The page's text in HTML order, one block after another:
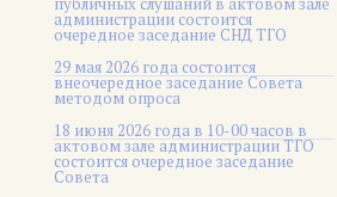
администрации состоится
очередное заседание СНД ТГО
29 мая 2026 года состоится
внеочередное заседание Совета
методом опроса
18 июня 2026 года в 10-00 часов в
актовом зале администрации ТГО
состоится очередное заседание
Совета